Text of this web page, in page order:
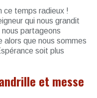
ce temps radieux !
qui nous grandit
partageons
alors que nous sommes
soit plus
et messe